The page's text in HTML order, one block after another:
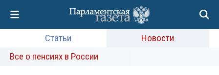
Статьи
Новости
Все о пенсиях в России